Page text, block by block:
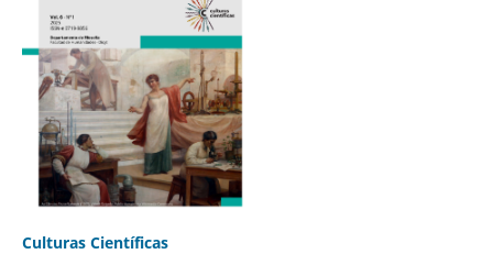
Culturas Científicas